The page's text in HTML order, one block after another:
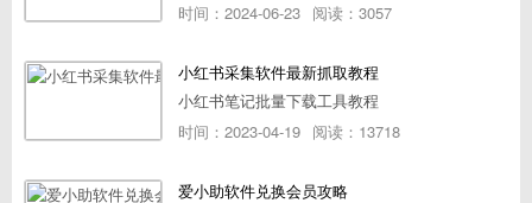
时间：2024-06-23 阅读：3057
小红书采集软件最新抓取教程
小红书笔记批量下载工具教程
时间：2023-04-19 阅读：13718
爱小助软件兑换会员攻略